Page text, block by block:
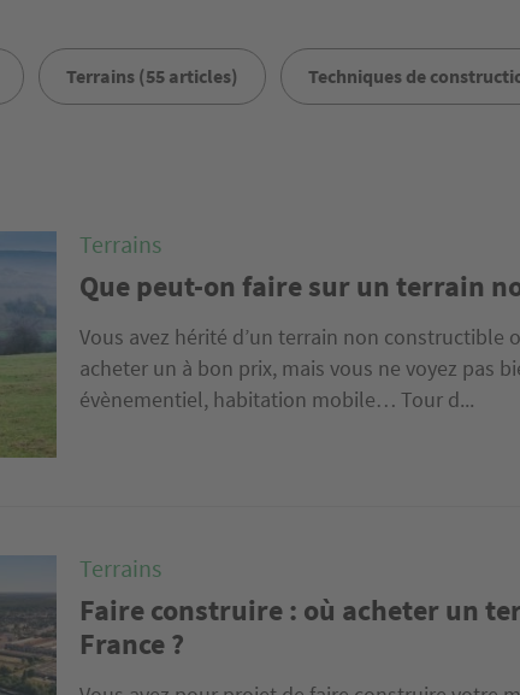
Terrains (55 articles) Techniques de
Terrains
Que peut-on faire sur un terrain
Vous avez hérité d’un terrain non constructible
acheter un à bon prix, mais vous ne voyez pas
évènementiel, habitation mobile… Tour d...
Terrains
Faire construire : où acheter un
France ?